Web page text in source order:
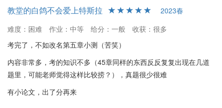
教堂的白鸽不会爱上特斯拉
2023春
难度：困难
作业：中等 给分：一般
收获：很多
考完了，不如改名第五章小测（苦笑）
内容非常多，考的知识不多（45章同样的东西反反复复出现在几道
题里，可能老师觉得这样比较捞？），真题很少很难
有小论文，出了分再来